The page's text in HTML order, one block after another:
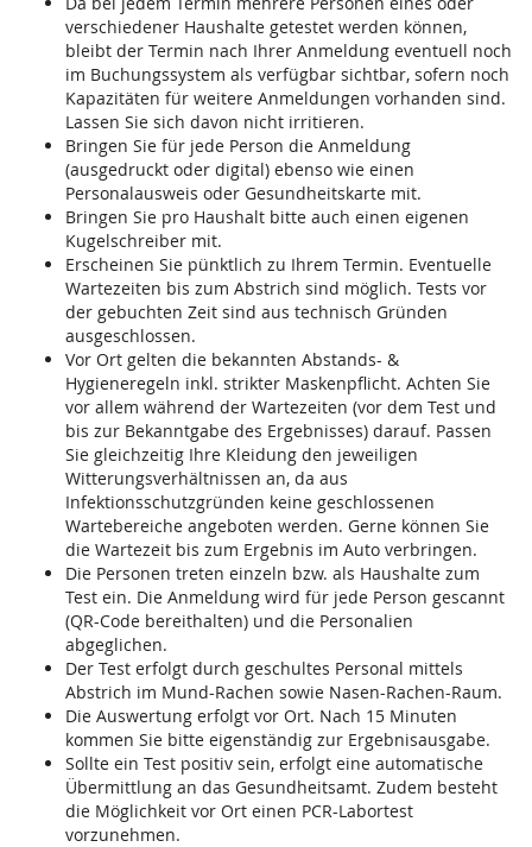
verschiedener Haushalte getestet werden können,
bleibt der Termin nach Ihrer Anmeldung eventuell noch
im Buchungssystem als verfügbar sichtbar, sofern noch
Kapazitäten für weitere Anmeldungen vorhanden sind.
Lassen Sie sich davon nicht irritieren.
Bringen Sie für jede Person die Anmeldung
(ausgedruckt oder digital) ebenso wie einen
Personalausweis oder Gesundheitskarte mit.
Bringen Sie pro Haushalt bitte auch einen eigenen
Kugelschreiber mit.
Erscheinen Sie pünktlich zu Ihrem Termin. Eventuelle
Wartezeiten bis zum Abstrich sind möglich. Tests vor
der gebuchten Zeit sind aus technisch Gründen
ausgeschlossen.
Vor Ort gelten die bekannten Abstands- &
Hygieneregeln inkl. strikter Maskenpflicht. Achten Sie
vor allem während der Wartezeiten (vor dem Test und
bis zur Bekanntgabe des Ergebnisses) darauf. Passen
Sie gleichzeitig Ihre Kleidung den jeweiligen
Witterungsverhältnissen an, da aus
Infektionsschutzgründen keine geschlossenen
Wartebereiche angeboten werden. Gerne können Sie
die Wartezeit bis zum Ergebnis im Auto verbringen.
Die Personen treten einzeln bzw. als Haushalte zum
Test ein. Die Anmeldung wird für jede Person gescannt
(QR-Code bereithalten) und die Personalien
abgeglichen.
Der Test erfolgt durch geschultes Personal mittels
Abstrich im Mund-Rachen sowie Nasen-Rachen-Raum.
Die Auswertung erfolgt vor Ort. Nach 15 Minuten
kommen Sie bitte eigenständig zur Ergebnisausgabe.
Sollte ein Test positiv sein, erfolgt eine automatische
Übermittlung an das Gesundheitsamt. Zudem besteht
die Möglichkeit vor Ort einen PCR-Labortest
vorzunehmen.